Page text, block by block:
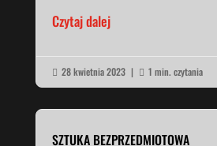
Czytaj dalej
 28 kwietnia 2023 |  1 min. czytania
SZTUKA BEZPRZEDMIOTOWA